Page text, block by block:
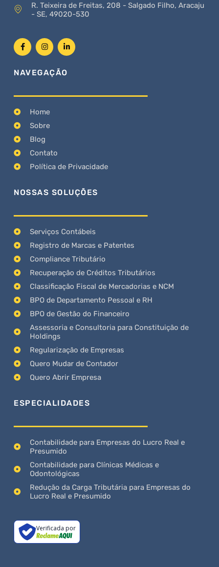
R. Teixeira de Freitas, 208 - Salgado Filho, Aracaju
- SE, 49020-530
NAVEGAÇÃO
Home
Sobre
Blog
Contato
Política de Privacidade
NOSSAS SOLUÇÕES
Serviços Contábeis
Registro de Marcas e Patentes
Compliance Tributário
Recuperação de Créditos Tributários
Classificação Fiscal de Mercadorias e NCM
BPO de Departamento Pessoal e RH
BPO de Gestão do Financeiro
Assessoria e Consultoria para Constituição de
Holdings
Regularização de Empresas
Quero Mudar de Contador
Quero Abrir Empresa
ESPECIALIDADES
Contabilidade para Empresas do Lucro Real e
Presumido
Contabilidade para Clínicas Médicas e
Odontológicas
Redução da Carga Tributária para Empresas do
Lucro Real e Presumido
Verificada por